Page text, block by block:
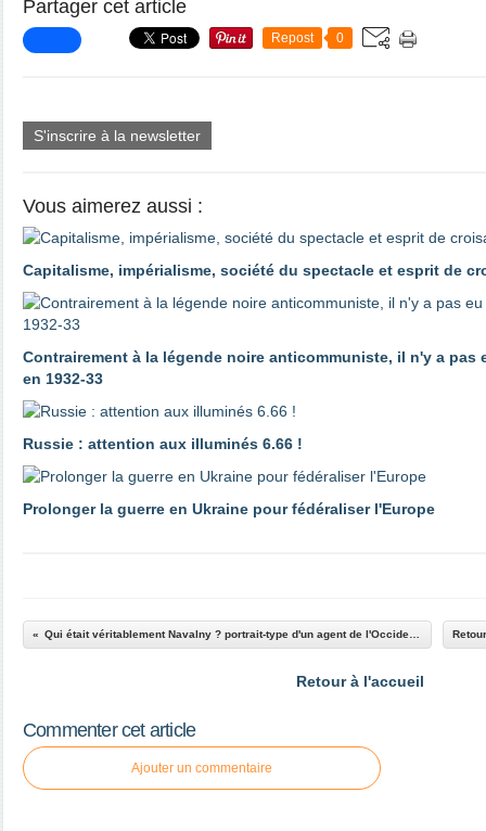
Partager cet article
Repost 0
S'inscrire à la newsletter
Vous aimerez aussi :
Capitalisme, impérialisme, société du spectacle et esprit de
Contrairement à la légende noire anticommuniste, il n'y a pas
en 1932-33
Russie : attention aux illuminés 6.66 !
Prolonger la guerre en Ukraine pour fédéraliser l'Europe
Retour à l'accueil
Commenter cet article
Ajouter un commentaire